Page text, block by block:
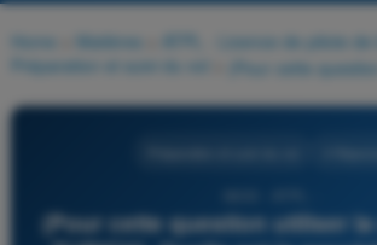
Home Matières ATPL - Licence de pilote de
Préparation et suivi du vol
(Pour cette question utiliser la